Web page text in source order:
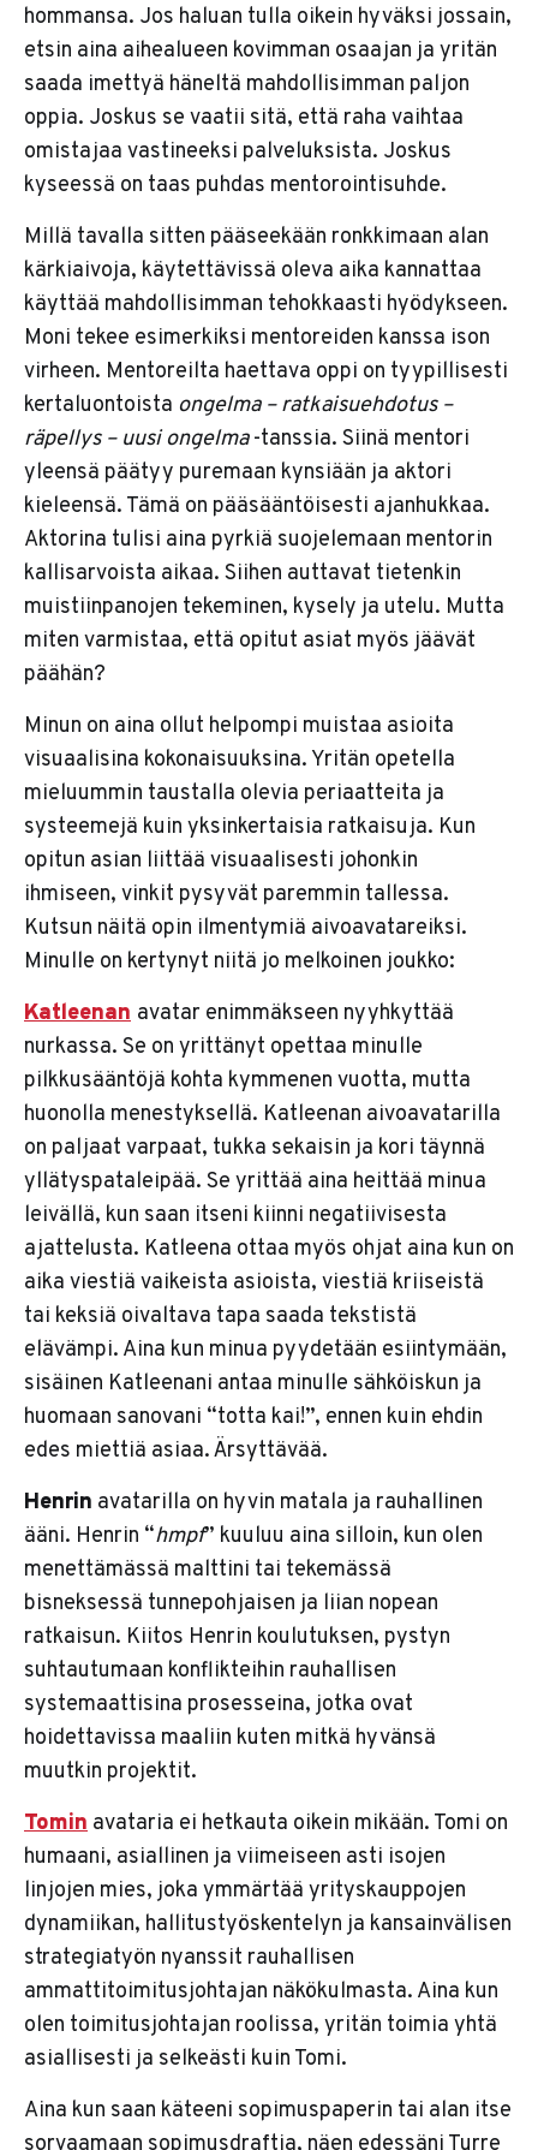
hommansa. Jos haluan tulla oikein hyväksi jossain,
etsin aina aihealueen kovimman osaajan ja yritän
saada imettyä häneltä mahdollisimman paljon
oppia. Joskus se vaatii sitä, että raha vaihtaa
omistajaa vastineeksi palveluksista. Joskus
kyseessä on taas puhdas mentorointisuhde.
Millä tavalla sitten pääseekään ronkkimaan alan
kärkiaivoja, käytettävissä oleva aika kannattaa
käyttää mahdollisimman tehokkaasti hyödykseen.
Moni tekee esimerkiksi mentoreiden kanssa ison
virheen. Mentoreilta haettava oppi on tyypillisesti
kertaluontoista ongelma – ratkaisuehdotus –
räpellys – uusi ongelma-tanssia. Siinä mentori
yleensä päätyy puremaan kynsiään ja aktori
kieleensä. Tämä on pääsääntöisesti ajanhukkaa.
Aktorina tulisi aina pyrkiä suojelemaan mentorin
kallisarvoista aikaa. Siihen auttavat tietenkin
muistiinpanojen tekeminen, kysely ja utelu. Mutta
miten varmistaa, että opitut asiat myös jäävät
päähän?
Minun on aina ollut helpompi muistaa asioita
visuaalisina kokonaisuuksina. Yritän opetella
mieluummin taustalla olevia periaatteita ja
systeemejä kuin yksinkertaisia ratkaisuja. Kun
opitun asian liittää visuaalisesti johonkin
ihmiseen, vinkit pysyvät paremmin tallessa.
Kutsun näitä opin ilmentymiä aivoavatareiksi.
Minulle on kertynyt niitä jo melkoinen joukko:
Katleenan avatar enimmäkseen nyyhkyttää
nurkassa. Se on yrittänyt opettaa minulle
pilkkusääntöjä kohta kymmenen vuotta, mutta
huonolla menestyksellä. Katleenan aivoavatarilla
on paljaat varpaat, tukka sekaisin ja kori täynnä
yllätyspataleipää. Se yrittää aina heittää minua
leivällä, kun saan itseni kiinni negatiivisesta
ajattelusta. Katleena ottaa myös ohjat aina kun on
aika viestiä vaikeista asioista, viestiä kriiseistä
tai keksiä oivaltava tapa saada tekstistä
elävämpi. Aina kun minua pyydetään esiintymään,
sisäinen Katleenani antaa minulle sähköiskun ja
huomaan sanovani “totta kai!”, ennen kuin ehdin
edes miettiä asiaa. Ärsyttävää.
Henrin avatarilla on hyvin matala ja rauhallinen
ääni. Henrin “hmpf” kuuluu aina silloin, kun olen
menettämässä malttini tai tekemässä
bisneksessä tunnepohjaisen ja liian nopean
ratkaisun. Kiitos Henrin koulutuksen, pystyn
suhtautumaan konflikteihin rauhallisen
systemaattisina prosesseina, jotka ovat
hoidettavissa maaliin kuten mitkä hyvänsä
muutkin projektit.
Tomin avataria ei hetkauta oikein mikään. Tomi on
humaani, asiallinen ja viimeiseen asti isojen
linjojen mies, joka ymmärtää yrityskauppojen
dynamiikan, hallitustyöskentelyn ja kansainvälisen
strategiatyön nyanssit rauhallisen
ammattitoimitusjohtajan näkökulmasta. Aina kun
olen toimitusjohtajan roolissa, yritän toimia yhtä
asiallisesti ja selkeästi kuin Tomi.
Aina kun saan käteeni sopimuspaperin tai alan itse